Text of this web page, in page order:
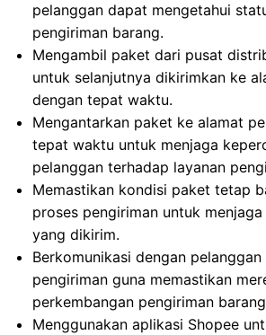
pelanggan dapat mengetahui
pengiriman barang.
Mengambil paket dari pusat
untuk selanjutnya dikirimkan ke
dengan tepat waktu.
Mengantarkan paket ke alamat
tepat waktu untuk menjaga
pelanggan terhadap layanan
Memastikan kondisi paket tetap
proses pengiriman untuk
yang dikirim.
Berkomunikasi dengan
pengiriman guna memastikan
perkembangan pengiriman
Menggunakan aplikasi Shopee